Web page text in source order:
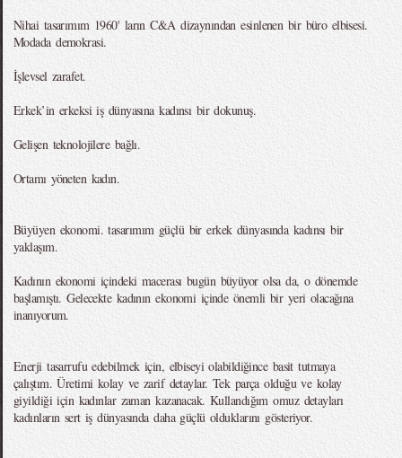
Nihai tasarımım 1960' ların C&A dizaynından esinlenen bir büro elbisesi.
Modada demokrasi.
İşlevsel zarafet.
Erkek’in erkeksi iş dünyasına kadınsı bir dokunuş.
Gelişen teknolojilere bağlı.
Ortamı yöneten kadın.
Büyüyen ekonomi. tasarımım güçlü bir erkek dünyasında kadınsı bir
yaklaşım.
Kadının ekonomi içindeki macerası bugün büyüyor olsa da, o dönemde
başlamıştı. Gelecekte kadının ekonomi içinde önemli bir yeri olacağına
inanıyorum.
Enerji tasarrufu edebilmek için, elbiseyi olabildiğince basit tutmaya
çalıştım. Üretimi kolay ve zarif detaylar. Tek parça olduğu ve kolay
giyildiği için kadınlar zaman kazanacak. Kullandığım omuz detayları
kadınların sert iş dünyasında daha güçlü olduklarını gösteriyor.